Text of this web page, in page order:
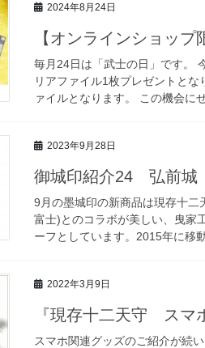
2024年8月24日
【オンラインショップ
毎月24日は「武士の日」です。
リアファイル1枚プレゼントと
ァイルとなります。 この機会に
2023年9月28日
御城印紹介24 弘前城
9月の墨城印の新商品は現存十
富士)とのコラボが美しい、曳家
ーフとしています。2015年に移
2022年3月9日
『現存十二天守 スマ
スマホ関連グッズのご紹介が続